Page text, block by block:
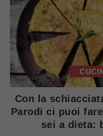
Con la
Parodi ci puoi
sei a dieta: